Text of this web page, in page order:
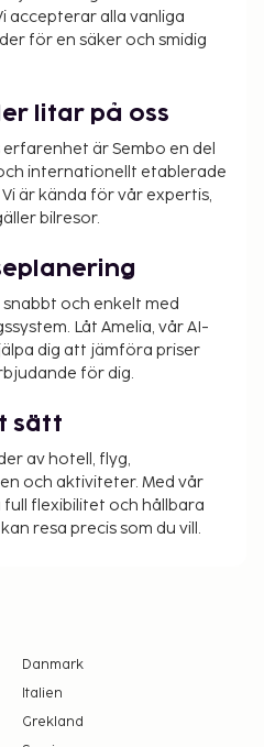
accepterar alla vanliga
för en säker och smidig
litar på oss
är Sembo en del
internationellt etablerade
är kända för vår expertis,
bilresor.
snabbt och enkelt med
Låt Amelia, vår AI-
dig att jämföra priser
för dig.
sätt
av hotell, flyg,
och aktiviteter. Med vår
flexibilitet och hållbara
resa precis som du vill.
Danmark
Italien
Grekland